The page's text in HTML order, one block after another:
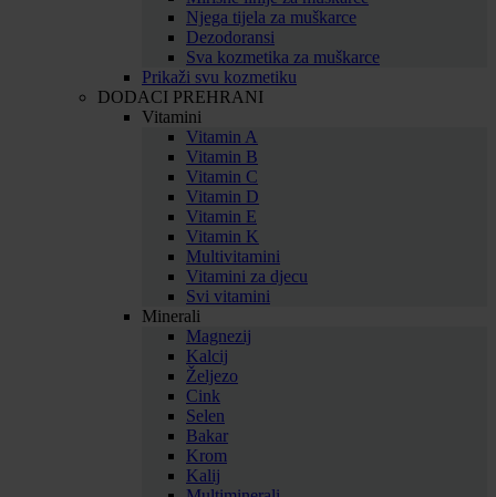
Njega tijela za muškarce
Dezodoransi
Sva kozmetika za muškarce
Prikaži svu kozmetiku
DODACI PREHRANI
Vitamini
Vitamin A
Vitamin B
Vitamin C
Vitamin D
Vitamin E
Vitamin K
Multivitamini
Vitamini za djecu
Svi vitamini
Minerali
Magnezij
Kalcij
Željezo
Cink
Selen
Bakar
Krom
Kalij